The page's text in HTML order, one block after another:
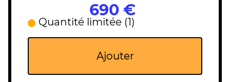
690 €
Quantité limitée (1)
Ajouter